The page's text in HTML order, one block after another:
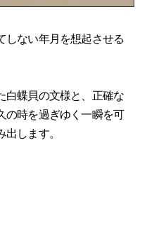
しない年月を想起させる
白蝶貝の文様と、正確な
の時を過ぎゆく一瞬を可
します。